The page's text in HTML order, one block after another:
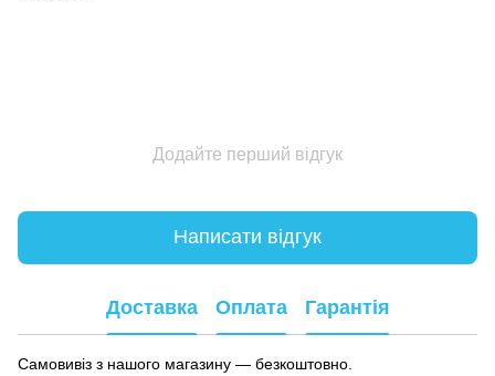
Додайте перший відгук
Написати відгук
Доставка Оплата Гарантія
Самовивіз з нашого магазину — безкоштовно.